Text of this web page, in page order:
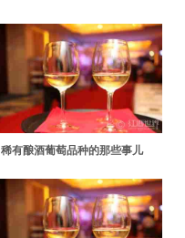
稀有酿酒葡萄品种的那些事儿